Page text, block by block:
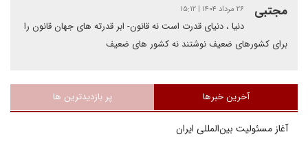
مجتبی ۲۶ مرداد ۱۴۰۴ | ۱۵:۱۲
دنیا ، دنیای قدرت است نه قانون- ابر قدرته های جهان قانون را
برای کشورهای ضعیف نوشتند نه کشور های ضعیف
آخرین خبرها پر بازدیدترین ها
آغاز مسئولیت بین‌المللی ایران